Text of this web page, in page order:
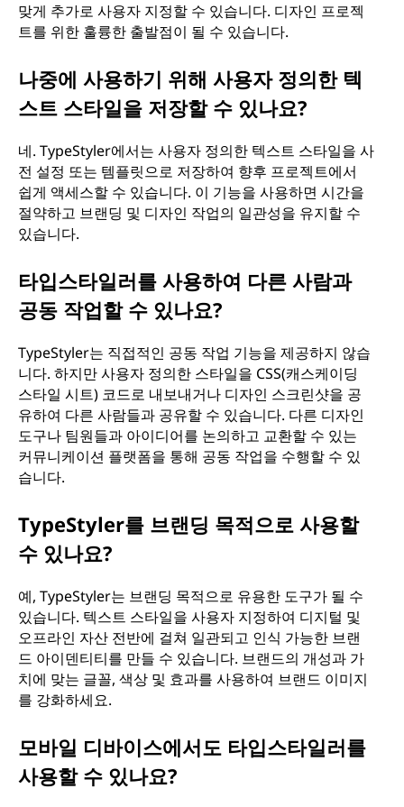
맞게 추가로 사용자 지정할 수 있습니다. 디자인 프로젝
트를 위한 훌륭한 출발점이 될 수 있습니다.
나중에 사용하기 위해 사용자 정의한 텍
스트 스타일을 저장할 수 있나요?
네. TypeStyler에서는 사용자 정의한 텍스트 스타일을 사
전 설정 또는 템플릿으로 저장하여 향후 프로젝트에서
쉽게 액세스할 수 있습니다. 이 기능을 사용하면 시간을
절약하고 브랜딩 및 디자인 작업의 일관성을 유지할 수
있습니다.
타입스타일러를 사용하여 다른 사람과
공동 작업할 수 있나요?
TypeStyler는 직접적인 공동 작업 기능을 제공하지 않습
니다. 하지만 사용자 정의한 스타일을 CSS(캐스케이딩
스타일 시트) 코드로 내보내거나 디자인 스크린샷을 공
유하여 다른 사람들과 공유할 수 있습니다. 다른 디자인
도구나 팀원들과 아이디어를 논의하고 교환할 수 있는
커뮤니케이션 플랫폼을 통해 공동 작업을 수행할 수 있
습니다.
TypeStyler를 브랜딩 목적으로 사용할
수 있나요?
예, TypeStyler는 브랜딩 목적으로 유용한 도구가 될 수
있습니다. 텍스트 스타일을 사용자 지정하여 디지털 및
오프라인 자산 전반에 걸쳐 일관되고 인식 가능한 브랜
드 아이덴티티를 만들 수 있습니다. 브랜드의 개성과 가
치에 맞는 글꼴, 색상 및 효과를 사용하여 브랜드 이미지
를 강화하세요.
모바일 디바이스에서도 타입스타일러를
사용할 수 있나요?